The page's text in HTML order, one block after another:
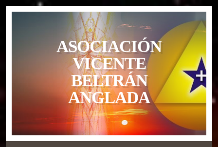
ASOCIACIÓN
VICENTE
BELTRÁN
ANGLADA